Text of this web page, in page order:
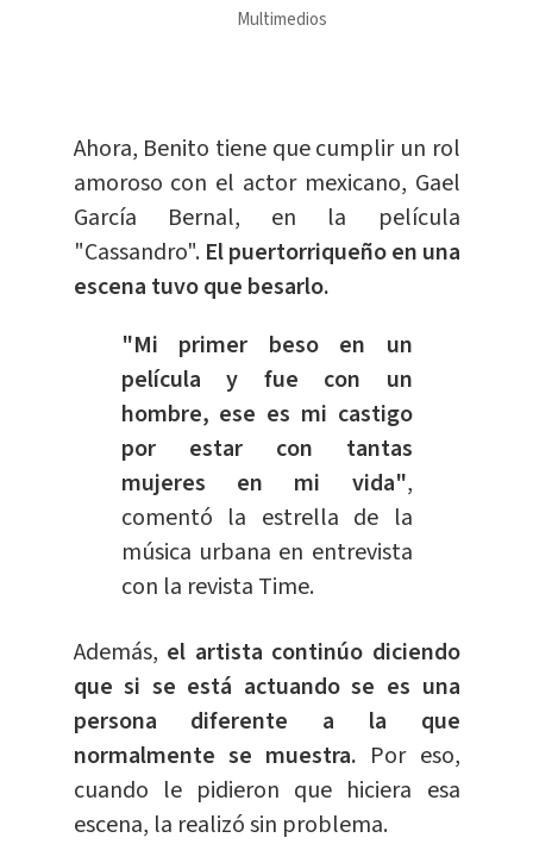
Multimedios
Ahora, Benito tiene que cumplir un rol
amoroso con el actor mexicano, Gael
García Bernal, en la película
"Cassandro".El puertorriqueño en una
escena tuvo que besarlo.
"Mi primer beso en un
película y fue con un
hombre, ese es mi castigo
por estar con tantas
mujeres en mi vida",
comentó la estrella de la
música urbana en entrevista
con la revista Time.
Además, el artista continúo diciendo
que si se está actuando se es una
persona diferente a la que
normalmente se muestra. Por eso,
cuando le pidieron que hiciera esa
escena, la realizó sin problema.